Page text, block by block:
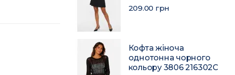
209.00 грн
Кофта жіноча
однотонна чорного
кольору 3806 216302C